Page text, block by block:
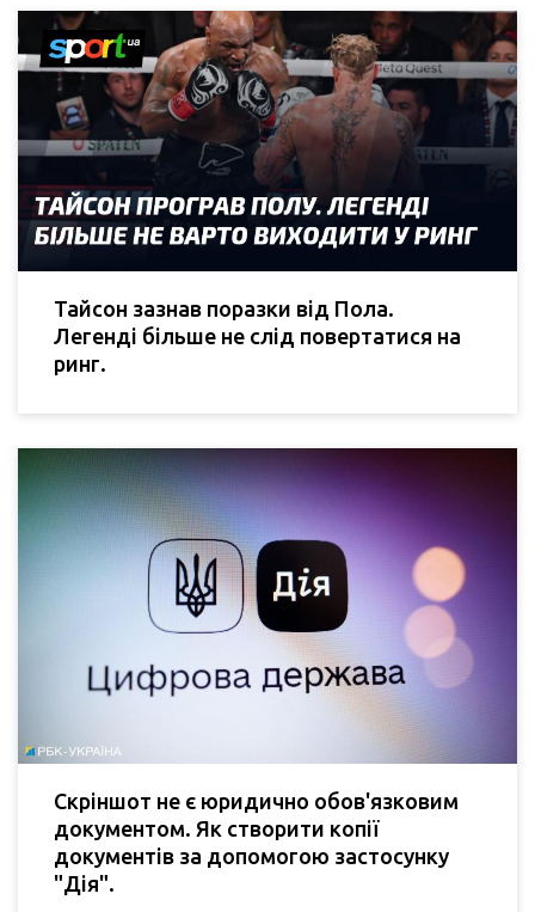
Тайсон зазнав поразки від Пола.
Легенді більше не слід повертатися на
ринг.
Скріншот не є юридично обов'язковим
документом. Як створити копії
документів за допомогою застосунку
"Дія".